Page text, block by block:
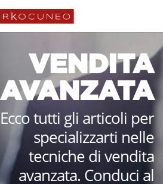
VENDITA
AVANZATA
Ecco tutti gli articoli per
specializzarti nelle
tecniche di vendita
avanzata. Conduci al